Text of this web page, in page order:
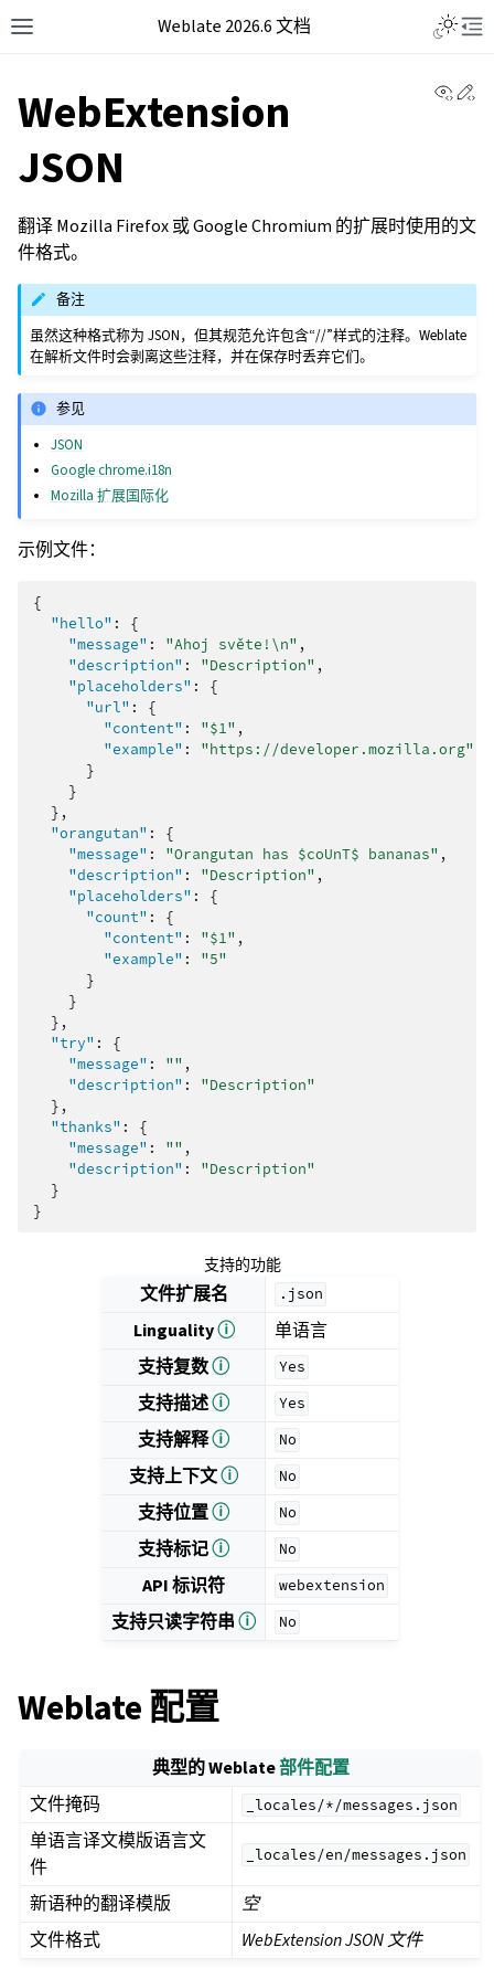
Weblate 2026.6 文档
WebExtension
JSON
翻译 Mozilla Firefox 或 Google Chromium 的扩展时使用的文
件格式。
备注
虽然这种格式称为 JSON，但其规范允许包含“//”样式的注释。Weblate
在解析文件时会剥离这些注释，并在保存时丢弃它们。
参见
JSON
Google chrome.i18n
Mozilla 扩展国际化
示例文件：
{
"hello" :
{
"message" : "Ahoj světe!\n" ,
"description" : "Description" ,
"placeholders" :
{
"url" :
{
"content" : "$1" ,
"example" :
"https://developer.mozilla.org"
}
}
},
"orangutan" :
{
"message" : "Orangutan has $coUnT$ bananas" ,
"description" : "Description" ,
"placeholders" :
{
"count" :
{
"content" : "$1" ,
"example" :
"5"
}
}
},
"try" :
{
"message" : "" ,
"description" :
"Description"
},
"thanks" :
{
"message" : "" ,
"description" :
"Description"
}
}
支持的功能
文件扩展名 .json
Lingualityⓘ
单语言
支持复数ⓘ Yes
支持描述ⓘ Yes
支持解释ⓘ No
支持上下文ⓘ No
支持位置ⓘ No
支持标记ⓘ No
API 标识符 webextension
支持只读字符串ⓘ No
Weblate 配置
典型的 Weblate部件配置
文件掩码
_locales/*/messages.json
单语言译文模版语言文
件
_locales/en/messages.json
新语种的翻译模版
空
文件格式
WebExtension JSON 文件